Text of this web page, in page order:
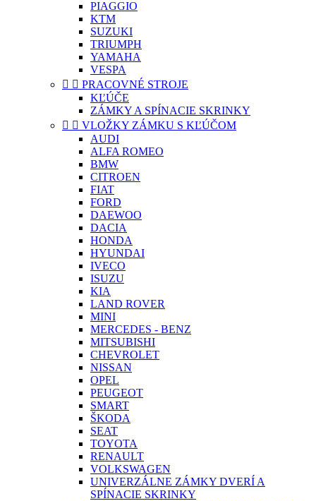
PIAGGIO
KTM
SUZUKI
TRIUMPH
YAMAHA
VESPA
  PRACOVNÉ STROJE
KĽÚČE
ZÁMKY A SPÍNACIE SKRINKY
  VLOŽKY ZÁMKU S KĽÚČOM
AUDI
ALFA ROMEO
BMW
CITROEN
FIAT
FORD
DAEWOO
DACIA
HONDA
HYUNDAI
IVECO
ISUZU
KIA
LAND ROVER
MINI
MERCEDES - BENZ
MITSUBISHI
CHEVROLET
NISSAN
OPEL
PEUGEOT
SMART
ŠKODA
SEAT
TOYOTA
RENAULT
VOLKSWAGEN
UNIVERZÁLNE ZÁMKY DVERÍ A
SPÍNACIE SKRINKY